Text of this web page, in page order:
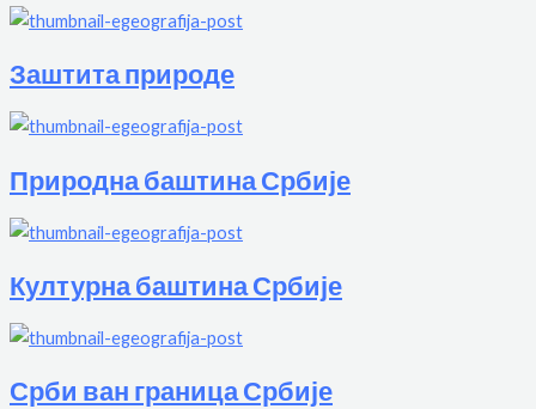
Заштита природе
Природна баштина Србије
Културна баштина Србије
Срби ван граница Србије